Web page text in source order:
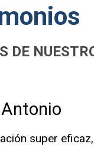
DE
super eficaz,